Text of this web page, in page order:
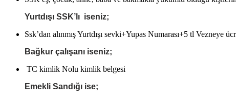
Yurtdışı SSK’lı iseniz;
Ssk’dan alınmış Yurtdışı sevki+Yupas Numarası+5 tl Vezneye
Bağkur çalışanı iseniz;
TC kimlik Nolu kimlik belgesi
Emekli Sandığı ise;